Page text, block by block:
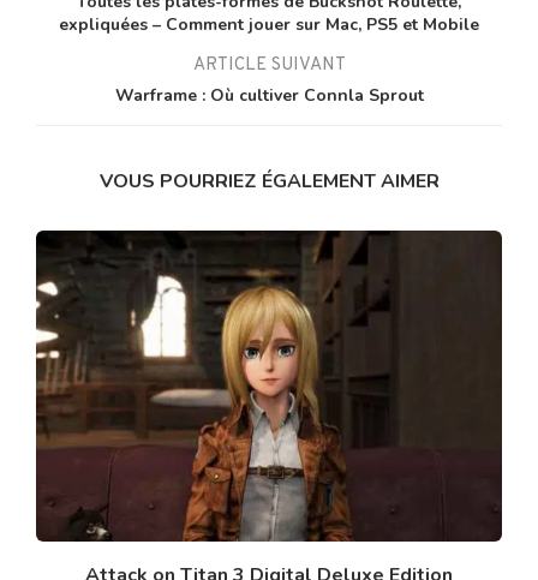
expliquées – Comment jouer sur Mac, PS5 et Mobile
ARTICLE SUIVANT
Warframe : Où cultiver Connla Sprout
VOUS POURRIEZ ÉGALEMENT AIMER